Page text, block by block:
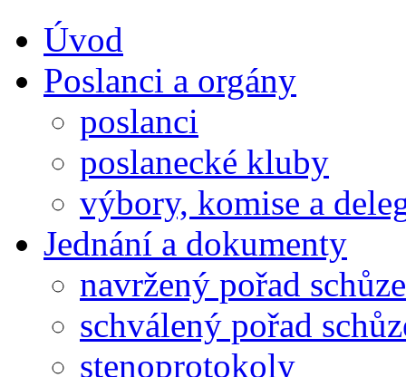
Úvod
Poslanci a orgány
poslanci
poslanecké kluby
výbory, komise a
Jednání a dokumenty
navržený pořad schůze
schválený pořad
stenoprotokoly